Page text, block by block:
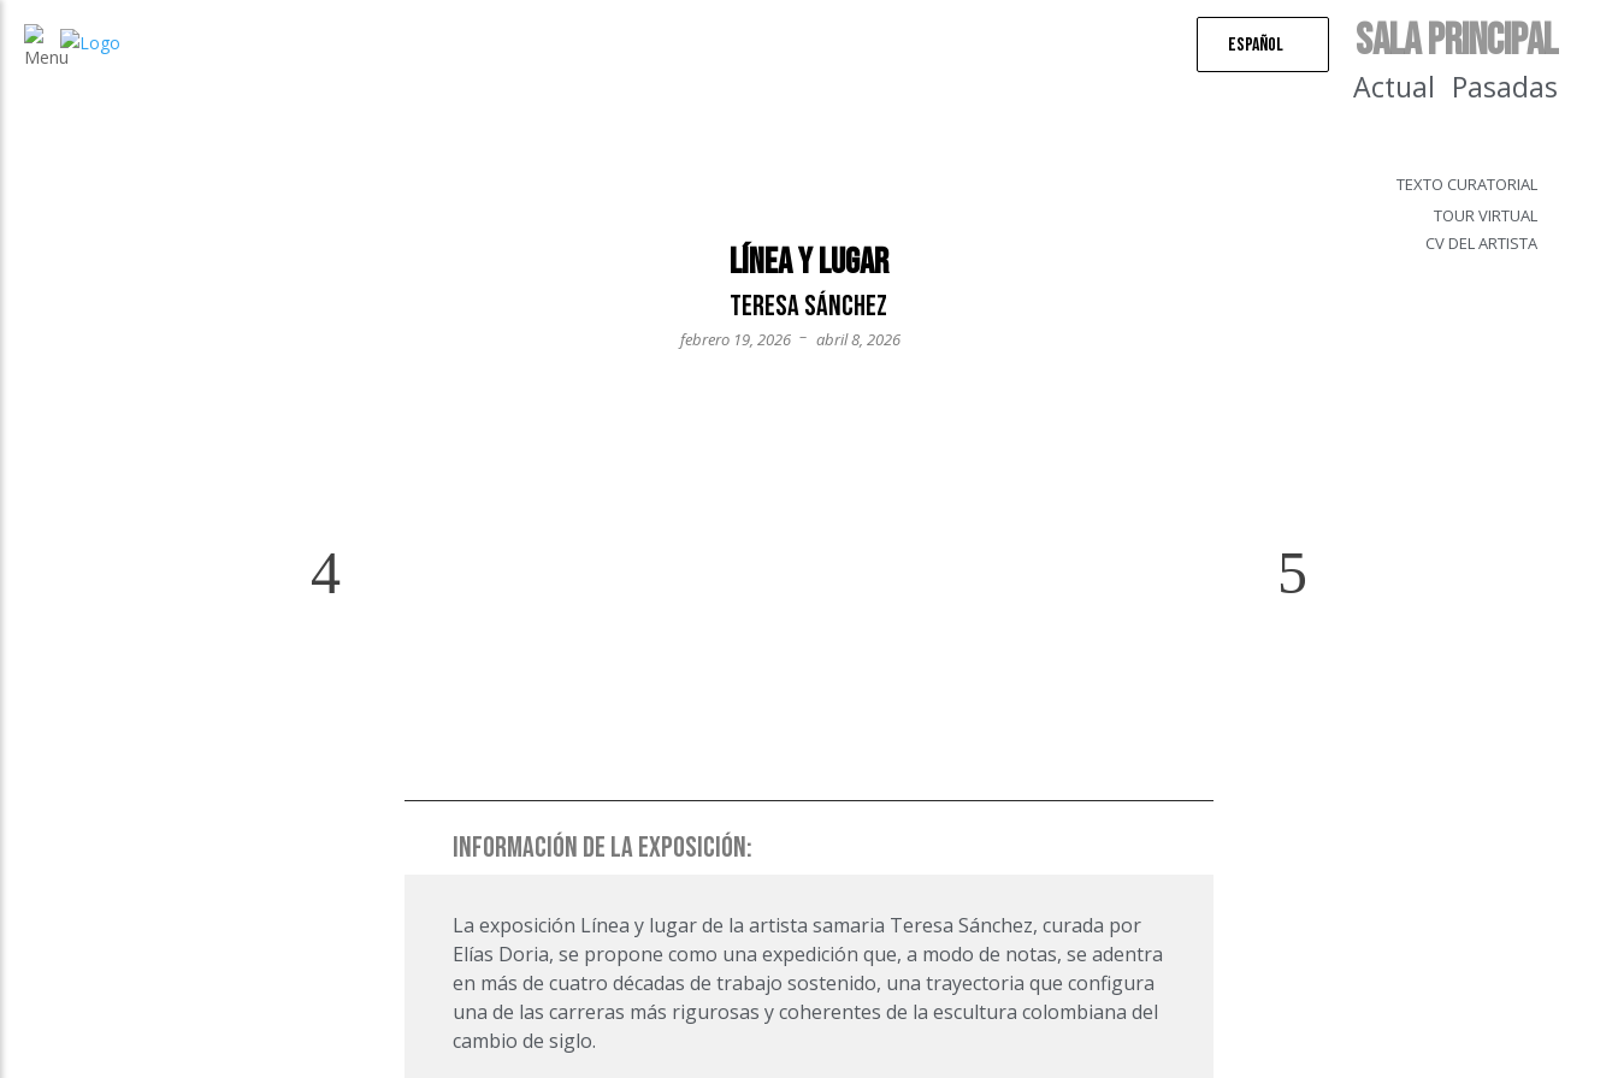
Español Sala principal
Actual Pasadas
TEXTO CURATORIAL
TOUR VIRTUAL
CV DEL ARTISTA
Línea y lugar
Teresa Sánchez
febrero 19, 2026 – abril 8, 2026
INFORMACIÓN DE LA EXPOSICIÓN:
La exposición Línea y lugar de la artista samaria Teresa Sánchez, curada por
Elías Doria, se propone como una expedición que, a modo de notas, se adentra
en más de cuatro décadas de trabajo sostenido, una trayectoria que configura
una de las carreras más rigurosas y coherentes de la escultura colombiana del
cambio de siglo.